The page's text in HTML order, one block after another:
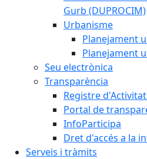
Gurb (DUPROCIM)
Urbanisme
Planejament
Planejament
Seu electrònica
Transparència
Registre
Portal de
InfoParticipa
Dret d'accés a la
Serveis i tràmits